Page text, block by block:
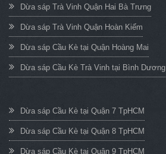
Dừa sáp Trà Vinh Quận Hai Bà Trưng
Dừa sáp Trà Vinh Quận Hoàn Kiếm
Dừa sáp Cầu Kè tại Quận Hoàng Mai
Dừa sáp Cầu Kè Trà Vinh tại Bình Dương
Dừa sáp Cầu Kè tại Quận 7 TpHCM
Dừa sáp Cầu Kè tại Quận 8 TpHCM
Dừa sáp Cầu Kè tại Quận 9 TpHCM